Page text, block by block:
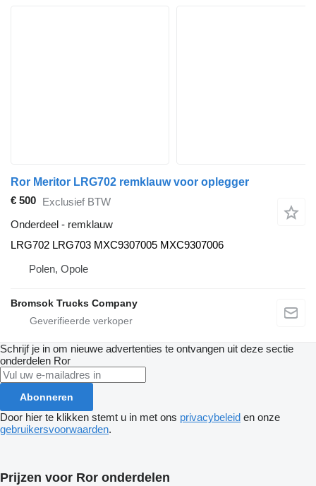
Ror Meritor LRG702 remklauw voor oplegger
€ 500 Exclusief BTW
Onderdeel - remklauw
LRG702 LRG703 MXC9307005 MXC9307006
Polen, Opole
Bromsok Trucks Company
Schrijf je in om nieuwe advertenties te ontvangen uit deze sectie
onderdelen Ror
Abonneren
Door hier te klikken stemt u in met ons privacybeleid en onze
gebruikersvoorwaarden.
Prijzen voor Ror onderdelen